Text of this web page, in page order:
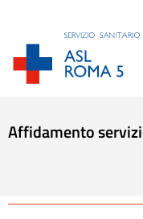
Affidamento